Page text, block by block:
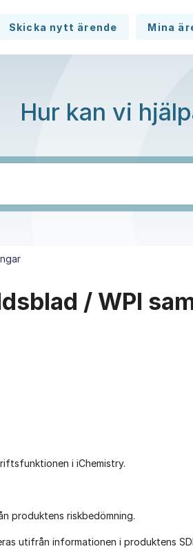
Skicka nytt ärende Mina
Hur kan vi
/ WPI
i iChemistry.
produktens riskbedömning.
utifrån informationen i produktens